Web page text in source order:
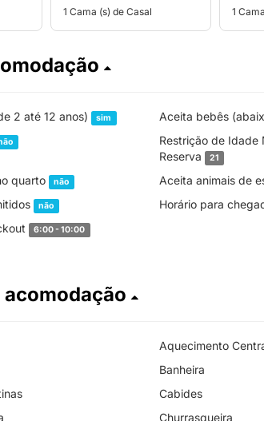
1 Cama (s) de Casal 1
2 até 12 anos) sim Aceita bebês
Restrição de Idade
Reserva
21
quarto não Aceita animais de
não Horário para
6:00 - 10:00
Aquecimento
Banheira
Cabides
Churrasqueira